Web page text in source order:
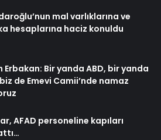
mal varlıklarına ve
hesaplarına haciz konuldu
Erbakan: Bir yanda ABD, bir yanda
de Emevi Camii’nde namaz
AFAD personeline kapıları